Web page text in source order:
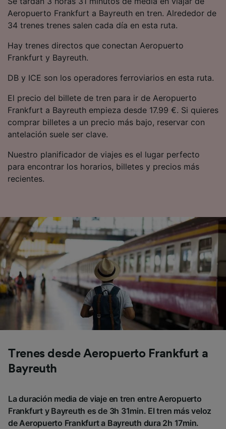
Aeropuerto Frankfurt a Bayreuth en tren. Alrededor de
34 trenes trenes salen cada día en esta ruta.
Hay trenes directos que conectan Aeropuerto
Frankfurt y Bayreuth.
DB y ICE son los operadores ferroviarios en esta ruta.
El precio del billete de tren para ir de Aeropuerto
Frankfurt a Bayreuth empieza desde 17.99 €. Si quieres
comprar billetes a un precio más bajo, reservar con
antelación suele ser clave.
Nuestro planificador de viajes es el lugar perfecto
para encontrar los horarios, billetes y precios más
recientes.
Trenes desde Aeropuerto Frankfurt a
Bayreuth
La duración media de viaje en tren entre Aeropuerto
Frankfurt y Bayreuth es de 3h 31min. El tren más veloz
de Aeropuerto Frankfurt a Bayreuth dura 2h 17min.
precisa. Analizar activamente las
características del dispositivo para su
identificación. Almacenar la información en un
contenido personalizados, medición de
publicidad y contenido, investigación de